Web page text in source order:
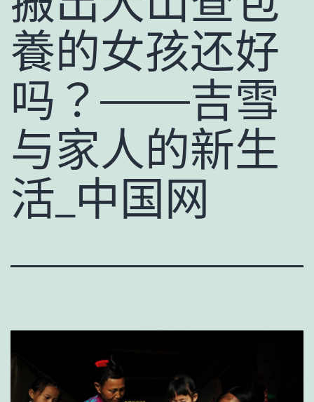
養的女孩还好
吗？——吉雪
与家人的新生
活_中国网